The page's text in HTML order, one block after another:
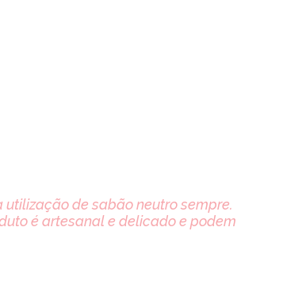
de sabão neutro sempre.
é artesanal e delicado e podem